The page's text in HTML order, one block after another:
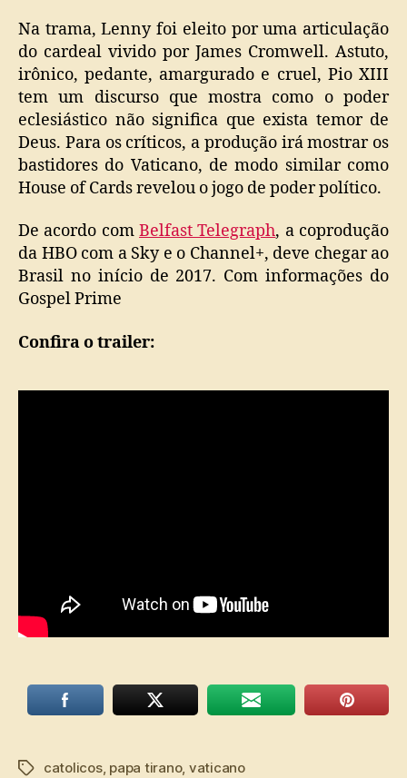
Na trama, Lenny foi eleito por uma articulação
do cardeal vivido por James Cromwell. Astuto,
irônico, pedante, amargurado e cruel, Pio XIII
tem um discurso que mostra como o poder
eclesiástico não significa que exista temor de
Deus. Para os críticos, a produção irá mostrar os
bastidores do Vaticano, de modo similar como
House of Cards revelou o jogo de poder político.
De acordo com Belfast Telegraph, a coprodução
da HBO com a Sky e o Channel+, deve chegar ao
Brasil no início de 2017. Com informações do
Gospel Prime
Confira o trailer:
Tagscatolicos, papa tirano, vaticano